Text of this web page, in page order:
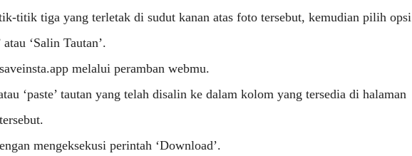
titik tiga yang terletak di sudut kanan atas foto tersebut, kemudian pilih opsi
‘Salin Tautan’.
melalui peramban webmu.
‘paste’ tautan yang telah disalin ke dalam kolom yang tersedia di halaman
mengeksekusi perintah ‘Download’.